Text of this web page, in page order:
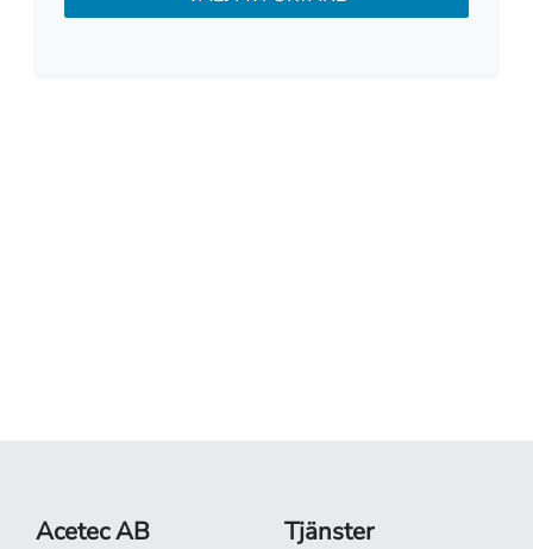
Acetec AB Tjänster